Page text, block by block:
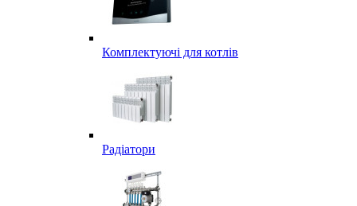
Комплектуючі для котлів
Радіатори